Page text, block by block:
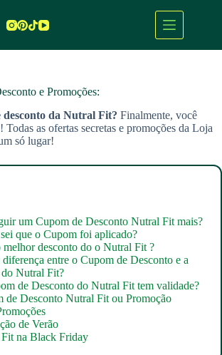
e Promoções:
desconto da Nutral Fit? Finalmente, você
as ofertas secretas e promoções da Loja
só lugar!
um Cupom de Desconto Nutral Fit mais?
que o Cupom foi aplicado?
melhor desconto do o Nutral Fit ?
entre o Cupom de Desconto e a
Nutral Fit?
de Desconto do Nutral Fit tem validade?
de Desconto Nutral Fit ou Promoção
de Verão
na Black Friday